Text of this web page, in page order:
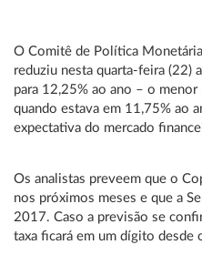
O Comitê de Política
reduziu nesta quarta-feira (22)
para 12,25% ao ano – o
quando estava em 11,75% ao
expectativa do mercado
Os analistas preveem que o
nos próximos meses e que a
2017. Caso a previsão se
taxa ficará em um dígito desde